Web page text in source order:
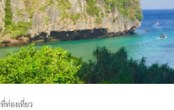
ท่องเที่ยว